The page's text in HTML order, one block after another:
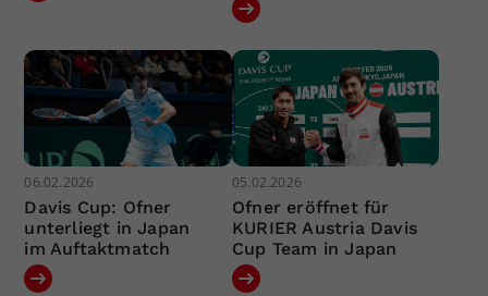
06.02.2026
Davis Cup: Ofner
unterliegt in Japan
im Auftaktmatch
05.02.2026
Ofner eröffnet für
KURIER Austria Davis
Cup Team in Japan